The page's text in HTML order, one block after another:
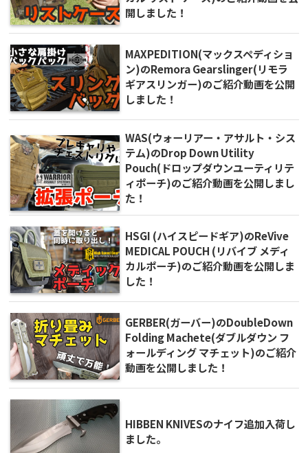
開しました！
MAXPEDITION(マックスペディショ
ン)のRemora Gearslinger(リモラ
ギアスリンガー)のご紹介動画を公開
しました！
WAS(ウォーリアー・アサルト・シス
テム)のDrop Down Utility
Pouch(ドロップダウンユーティリテ
ィポーチ)のご紹介動画を公開しまし
た！
HSGI (ハイスピードギア)のReVive
MEDICAL POUCH (リバイブ メディ
カルポーチ)のご紹介動画を公開しま
した！
GERBER(ガーバー)のDoubleDown
Folding Machete(ダブルダウン フ
ォールディング マチェット)のご紹介
動画を公開しました！
HIBBEN KNIVESのナイフ追加入荷し
ました。